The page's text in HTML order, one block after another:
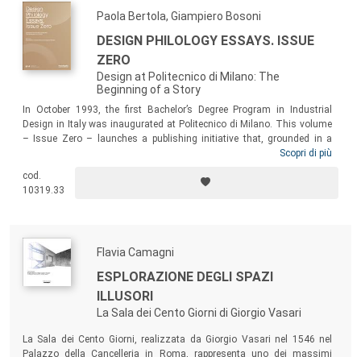
Paola Bertola, Giampiero Bosoni
DESIGN PHILOLOGY ESSAYS. ISSUE
ZERO
Design at Politecnico di Milano: The
Beginning of a Story
In October 1993, the first Bachelor’s Degree Program in Industrial
Design in Italy was inaugurated at Politecnico di Milano. This volume
– Issue Zero – launches a publishing initiative that, grounded in a
reflection on the historical memory and cultural roots of Politecnico di
looking spirit of Polytechnic design culture. Its goal is to place design
at the service of today’s cultural, social, technological, and
Scopri di più
cod.
10319.33
Flavia Camagni
ESPLORAZIONE DEGLI SPAZI
ILLUSORI
La Sala dei Cento Giorni di Giorgio Vasari
La Sala dei Cento Giorni, realizzata da Giorgio Vasari nel 1546 nel
Palazzo della Cancelleria in Roma, rappresenta uno dei massimi